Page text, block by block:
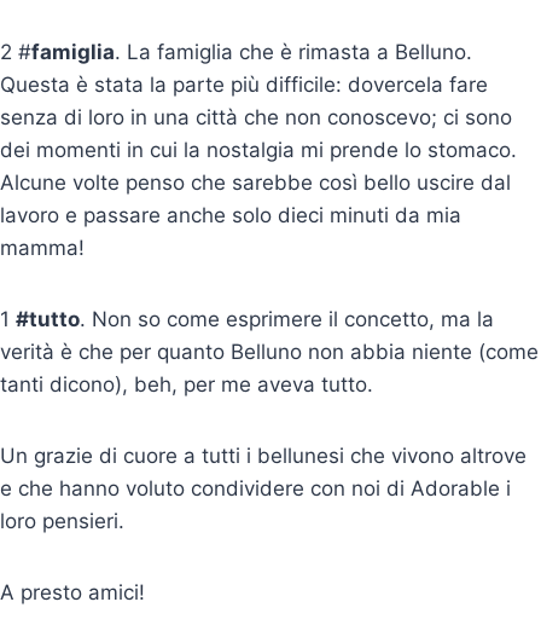
2 #famiglia. La famiglia che è rimasta a Belluno.
Questa è stata la parte più difficile: dovercela fare
senza di loro in una città che non conoscevo; ci sono
dei momenti in cui la nostalgia mi prende lo stomaco.
Alcune volte penso che sarebbe così bello uscire dal
lavoro e passare anche solo dieci minuti da mia
mamma!
1 #tutto. Non so come esprimere il concetto, ma la
verità è che per quanto Belluno non abbia niente (come
tanti dicono), beh, per me aveva tutto.
Un grazie di cuore a tutti i bellunesi che vivono altrove
e che hanno voluto condividere con noi di Adorable i
loro pensieri.
A presto amici!